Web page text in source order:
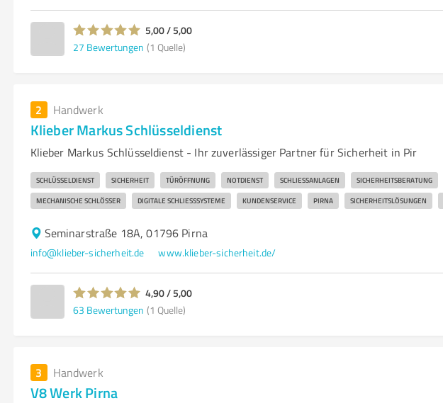
5,00 / 5,00
27 Bewertungen (1 Quelle)
2 Handwerk
Klieber Markus Schlüsseldienst
Klieber Markus Schlüsseldienst - Ihr zuverlässiger Partner für Sicherheit in Pir
SCHLÜSSELDIENST SICHERHEIT TÜRÖFFNUNG NOTDIENST SCHLIESSANLAGEN SICHERHEITSBERATUNG
MECHANISCHE SCHLÖSSER DIGITALE SCHLIESSSYSTEME KUNDENSERVICE PIRNA SICHERHEITSLÖSUNGEN
Seminarstraße 18A, 01796 Pirna
info@klieber-sicherheit.de www.klieber-sicherheit.de/
4,90 / 5,00
63 Bewertungen (1 Quelle)
3 Handwerk
V8 Werk Pirna